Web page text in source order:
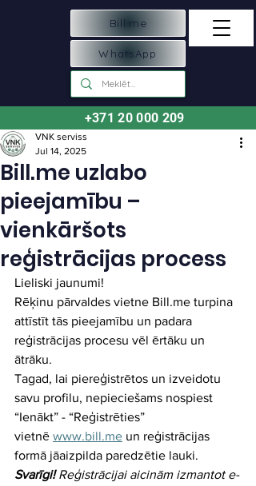
+371 20 000 209
Bill.me
WhatsApp
Bill.me uzlabo
pieejamību –
vienkāršots
reģistrācijas process
VNK serviss
Jul 14, 2025
Lieliski jaunumi!
Rēķinu pārvaldes vietne Bill.me turpina
attīstīt tās pieejamību un padara
reģistrācijas procesu vēl ērtāku un
ātrāku.
Tagad, lai piereģistrētos un izveidotu
savu profilu, nepieciešams nospiest
“Ienākt” - “Reģistrēties”
vietnē www.bill.me un reģistrācijas
formā jāaizpilda paredzētie lauki.
Svarīgi! Reģistrācijai aicinām izmantot e-